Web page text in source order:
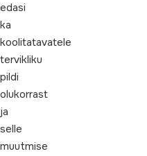
edasi
ka
koolitatavatele
tervikliku
pildi
olukorrast
ja
selle
muutmise